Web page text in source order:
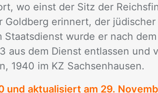
wo einst der Sitz der
Gold­berg er­in­nert, der
Staats­dienst wur­de er nach
aus dem Dienst ent­las­sen und
1940 im KZ Sach­sen­hau­sen.
und aktualisiert am 29.